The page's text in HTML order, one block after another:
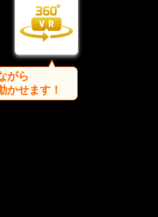
がら
かせます！